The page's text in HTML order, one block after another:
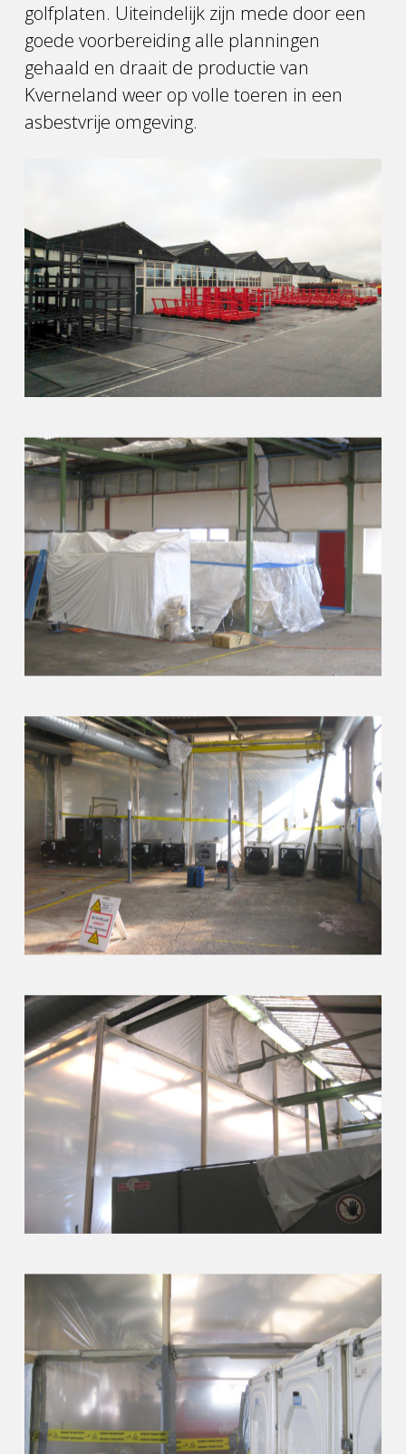
golfplaten. Uiteindelijk zijn mede door een
goede voorbereiding alle planningen
gehaald en draait de productie van
Kverneland weer op volle toeren in een
asbestvrije omgeving.